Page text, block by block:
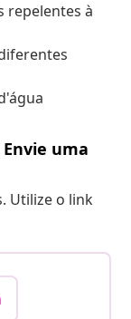
repelentes à
uma
Utilize o link